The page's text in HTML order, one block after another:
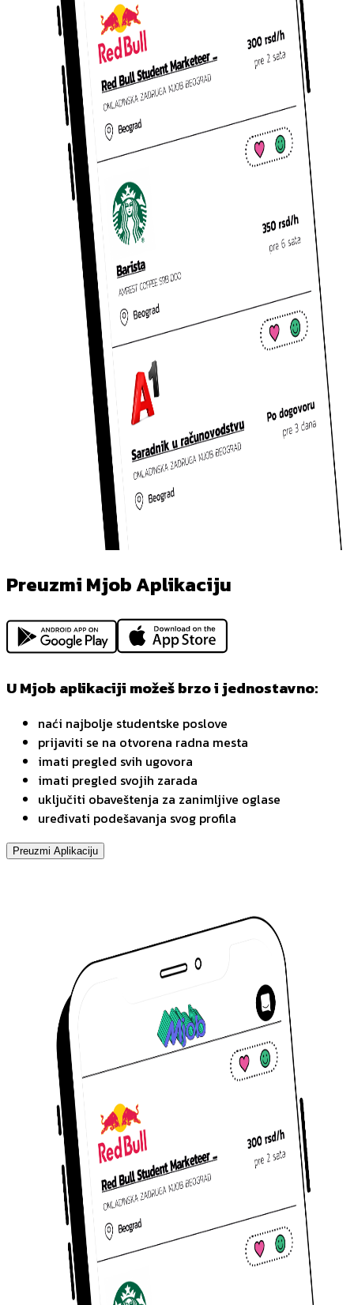
Preuzmi Mjob Aplikaciju
U Mjob aplikaciji možeš brzo i jednostavno:
naći najbolje studentske poslove
prijaviti se na otvorena radna mesta
imati pregled svih ugovora
imati pregled svojih zarada
uključiti obaveštenja za zanimljive oglase
uređivati podešavanja svog profila
Preuzmi Aplikaciju